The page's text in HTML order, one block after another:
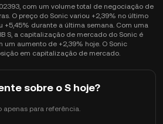
com um volume total de negociação de
O preço do Sonic variou +2,39% no último
+5,45% durante a última semana. Com uma
S, a capitalização de mercado do Sonic é
um aumento de +2,39% hoje. O Sonic
em capitalização de mercado.
sobre o S hoje?
apenas para referência.